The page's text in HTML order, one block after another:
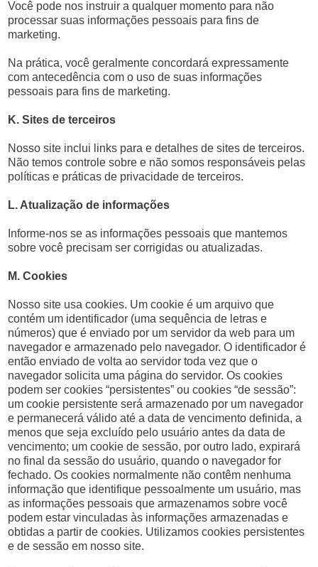
Você pode nos instruir a qualquer momento para não
processar suas informações pessoais para fins de
marketing.
Na prática, você geralmente concordará expressamente
com antecedência com o uso de suas informações
pessoais para fins de marketing.
K. Sites de terceiros
Nosso site inclui links para e detalhes de sites de terceiros.
Não temos controle sobre e não somos responsáveis pelas
políticas e práticas de privacidade de terceiros.
L. Atualização de informações
Informe-nos se as informações pessoais que mantemos
sobre você precisam ser corrigidas ou atualizadas.
M. Cookies
Nosso site usa cookies. Um cookie é um arquivo que
contém um identificador (uma sequência de letras e
números) que é enviado por um servidor da web para um
navegador e armazenado pelo navegador. O identificador é
então enviado de volta ao servidor toda vez que o
navegador solicita uma página do servidor. Os cookies
podem ser cookies “persistentes” ou cookies “de sessão”:
um cookie persistente será armazenado por um navegador
e permanecerá válido até a data de vencimento definida, a
menos que seja excluído pelo usuário antes da data de
vencimento; um cookie de sessão, por outro lado, expirará
no final da sessão do usuário, quando o navegador for
fechado. Os cookies normalmente não contêm nenhuma
informação que identifique pessoalmente um usuário, mas
as informações pessoais que armazenamos sobre você
podem estar vinculadas às informações armazenadas e
obtidas a partir de cookies. Utilizamos cookies persistentes
e de sessão em nosso site.